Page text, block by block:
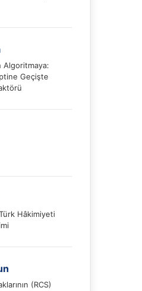
Algoritmaya:
Geçişte
Hâkimiyeti
(RCS)